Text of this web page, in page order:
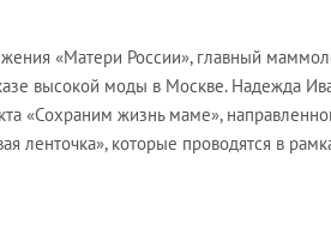
«Матери России», главный
высокой моды в Москве. Надежда
«Сохраним жизнь маме»,
ленточка», которые проводятся в